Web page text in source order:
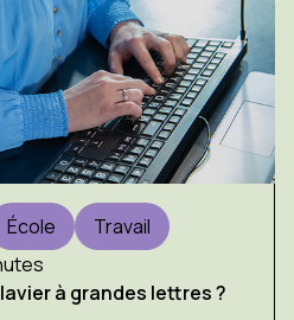
École
Travail
à grandes lettres ?